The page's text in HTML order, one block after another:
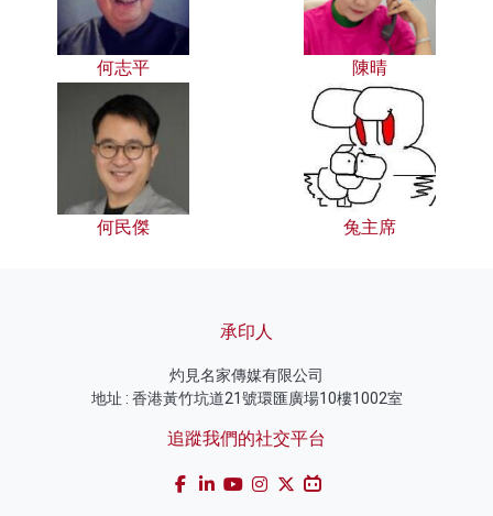
何志平 陳晴
何民傑 兔主席
承印人
灼見名家傳媒有限公司
地址 : 香港黃竹坑道21號環匯廣場10樓1002室
追蹤我們的社交平台